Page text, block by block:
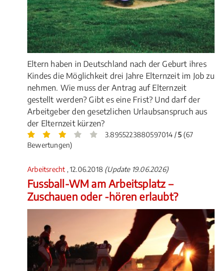
Eltern haben in Deutschland nach der Geburt ihres
Kindes die Möglichkeit drei Jahre Elternzeit im Job zu
nehmen. Wie muss der Antrag auf Elternzeit
gestellt werden? Gibt es eine Frist? Und darf der
Arbeitgeber den gesetzlichen Urlaubsanspruch aus
der Elternzeit kürzen?
3.8955223880597014 /5(67
Bewertungen)
Arbeitsrecht , 12.06.2018 (Update 19.06.2026)
Fussball-WM am Arbeitsplatz –
Zuschauen oder -hören erlaubt?